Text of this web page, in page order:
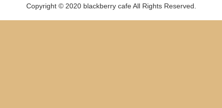
Copyright © 2020 blackberry cafe All Rights Reserved.